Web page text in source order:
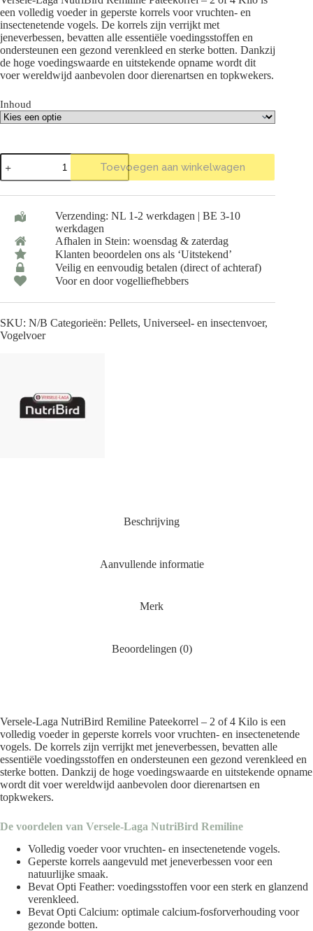
€ 11,25
een volledig voeder in geperste korrels voor vruchten- en
insectenetende vogels. De korrels zijn verrijkt met
jeneverbessen, bevatten alle essentiële voedingsstoffen en
ondersteunen een gezond verenkleed en sterke botten. Dankzij
de hoge voedingswaarde en uitstekende opname wordt dit
voer wereldwijd aanbevolen door dierenartsen en topkwekers.
Inhoud
Versele-
Laga
NutriBird
Remiline
Kilo
aantal
Toevoegen aan winkelwagen
Verzending: NL 1-2 werkdagen | BE 3-10
werkdagen
Afhalen in Stein: woensdag & zaterdag
Klanten beoordelen ons als ‘Uitstekend’
Veilig en eenvoudig betalen (direct of achteraf)
Voor en door vogelliefhebbers
SKU: N/B Categorieën: Pellets, Universeel- en insectenvoer,
Vogelvoer
Beschrijving
Aanvullende informatie
Merk
Beoordelingen (0)
Versele-Laga NutriBird Remiline Pateekorrel – 2 of 4 Kilo is een
volledig voeder in geperste korrels voor vruchten- en insectenetende
vogels. De korrels zijn verrijkt met jeneverbessen, bevatten alle
essentiële voedingsstoffen en ondersteunen een gezond verenkleed en
sterke botten. Dankzij de hoge voedingswaarde en uitstekende opname
wordt dit voer wereldwijd aanbevolen door dierenartsen en
topkwekers.
De voordelen van Versele-Laga NutriBird Remiline
Volledig voeder voor vruchten- en insectenetende vogels.
Geperste korrels aangevuld met jeneverbessen voor een
natuurlijke smaak.
Bevat Opti Feather: voedingsstoffen voor een sterk en glanzend
verenkleed.
Bevat Opti Calcium: optimale calcium-fosforverhouding voor
gezonde botten.